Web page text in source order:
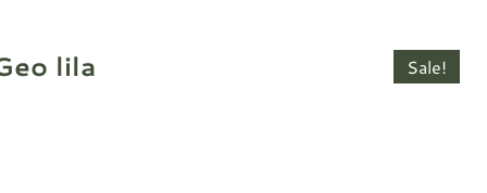
lila Sale!